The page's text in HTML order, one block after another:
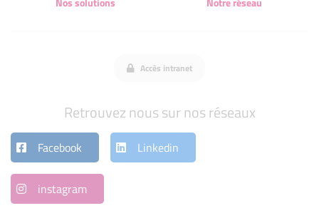
Accès intranet
Retrouvez nous sur nos réseaux
Facebook Linkedin
instagram